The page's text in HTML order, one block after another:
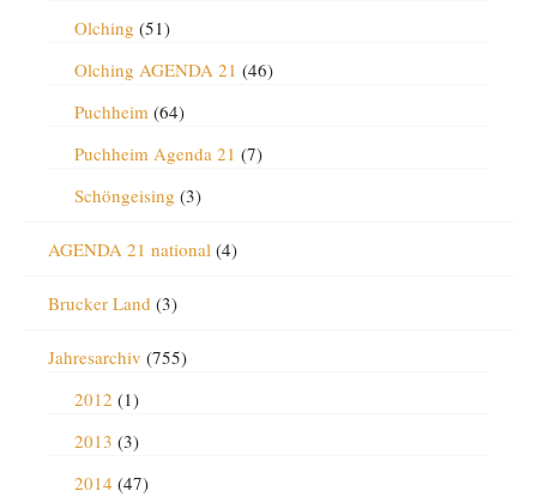
Olching (51)
Olching AGENDA 21 (46)
Puchheim(64)
Puchheim Agenda 21 (7)
Schöngeising (3)
AGENDA 21 national(4)
Brucker Land (3)
Jahresarchiv (755)
2012 (1)
2013 (3)
2014 (47)